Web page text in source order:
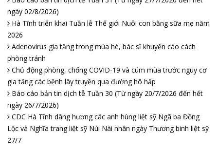
ngày 02/8/2026)
Hà Tĩnh triển khai Tuần lễ Thế giới Nuôi con bằng sữa mẹ năm
2026
Adenovirus gia tăng trong mùa hè, bác sĩ khuyến cáo cách
phòng tránh
Chủ động phòng, chống COVID-19 và cúm mùa trước nguy cơ
gia tăng các bệnh lây truyền qua đường hô hấp
Báo cáo bản tin dịch tễ Tuần 30 (Từ ngày 20/7/2026 đến hết
ngày 26/7/2026)
CDC Hà Tĩnh dâng hương các anh hùng liệt sỹ Ngã ba Đồng
Lộc và Nghĩa trang liệt sỹ Núi Nài nhân ngày Thương binh liệt sỹ
27/7